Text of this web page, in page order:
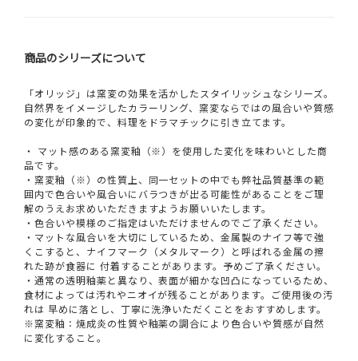
商品のシリーズについて
「オリッジ」は窯変の効果を活かしたスタイリッシュなシリーズ。
自然界をイメージしたカラーリング、窯変ならではの風合いや質感
の変化が印象的で、料理をドラマチックに引き立てます。
・ マット感のある窯変釉（※）を使用した変化を味わいとした商
品です。
・窯変釉（※）の性質上、同一セットの中でも弊社品質基準の範
囲内で色合いや風合いにバラつきが出る可能性があることをご理
解のうえお求めいただきますようお願いいたします。
・色合いや模様のご指定はいただけませんのでご了承ください。
・マットな風合いを大切にしているため、金属製のナイフ等で強
くこすると、ナイフマーク（メタルマーク）と呼ばれる金属の擦
れた跡が食器に 付着することがあります。予めご了承ください。
・通常の透明釉薬と異なり、表面が細かな凹凸になっているため、
食材によっては汚れやニオイが残ることがあります。ご使用後の汚
れは 早めに落とし、丁寧に洗浄いただくことをおすすめします。
※窯変釉：焼成炎の性質や釉薬の調合により色合いや質感が自然
に変化すること。